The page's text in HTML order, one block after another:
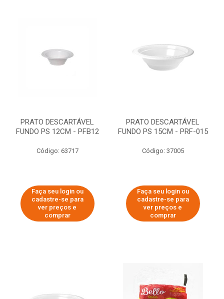
PRATO DESCARTÁVEL
FUNDO PS 12CM - PFB12
Código: 63717
Faça seu login ou
cadastre-se para
ver preços e
comprar
PRATO DESCARTÁVEL
FUNDO PS 15CM - PRF-015
Código: 37005
Faça seu login ou
cadastre-se para
ver preços e
comprar